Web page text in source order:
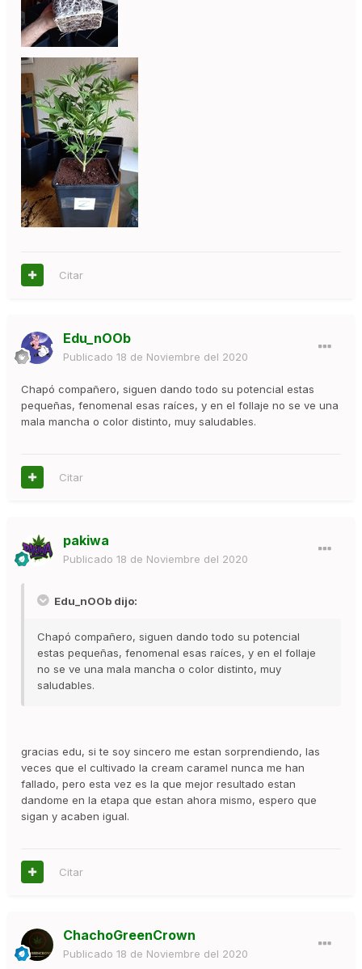
Citar
Edu_nOOb
Publicado 18 de Noviembre del 2020
Chapó compañero, siguen dando todo su potencial estas
pequeñas, fenomenal esas raíces, y en el follaje no se ve una
mala mancha o color distinto, muy saludables.
Citar
pakiwa
Publicado 18 de Noviembre del 2020
Edu_nOOb dijo:
Chapó compañero, siguen dando todo su potencial
estas pequeñas, fenomenal esas raíces, y en el follaje
no se ve una mala mancha o color distinto, muy
saludables.
gracias edu, si te soy sincero me estan sorprendiendo, las
veces que el cultivado la cream caramel nunca me han
fallado, pero esta vez es la que mejor resultado estan
dandome en la etapa que estan ahora mismo, espero que
sigan y acaben igual.
Citar
ChachoGreenCrown
Publicado 18 de Noviembre del 2020